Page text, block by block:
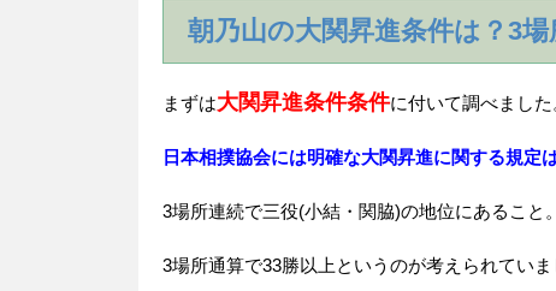
朝乃山の大関昇進条件は？3
まずは大関昇進条件条件に付いて調べました
日本相撲協会には明確な大関昇進に関する規定
3場所連続で三役(小結・関脇)の地位にあること。
3場所通算で33勝以上というのが考えられていま